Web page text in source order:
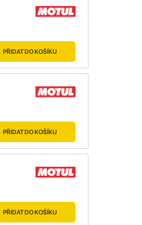
PŘIDAT DO KOŠÍKU
PŘIDAT DO KOŠÍKU
PŘIDAT DO KOŠÍKU